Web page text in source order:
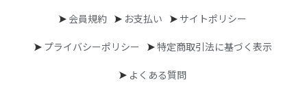
会員規約 お支払い サイトポリシー
プライバシーポリシー 特定商取引法に基づく表示
よくある質問